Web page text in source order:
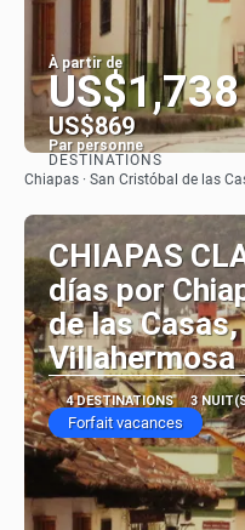
À partir de
US$1,738
US$869
Par personne
DESTINATIONS
Chiapas · San Cristóbal de las
CHIAPAS
días por
de las
Villahermosa
4 DESTINATIONS 3
Forfait vacances